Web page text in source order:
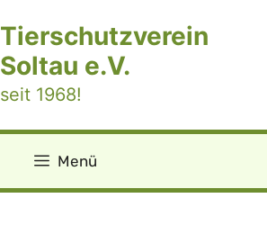
Tierschutzverein
Soltau e.V.
seit 1968!
Menü